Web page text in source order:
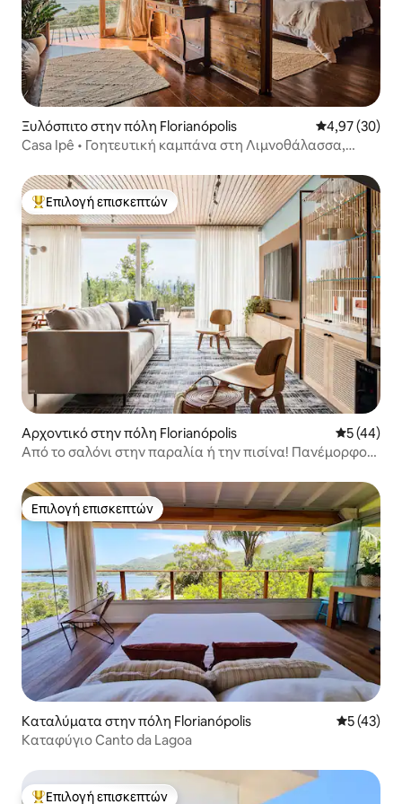
Ξυλόσπιτο στην πόλη Florianópolis Μέση
4,97 (30)
Casa Ipê • Γοητευτική καμπάνα στη Λιμνοθάλασσα,
Κορυφαία επιλογή επισκεπτών
Επιλογή επισκεπτών
Αρχοντικό στην πόλη Florianópolis Μέση
5 (44)
Από το σαλόνι στην παραλία ή την πισίνα! Πανέμορφο
Επιλογή επισκεπτών
Επιλογή επισκεπτών
Καταλύματα στην πόλη Florianópolis Μέση
5 (43)
Καταφύγιο Canto da Lagoa
Επιλογή επισκεπτών